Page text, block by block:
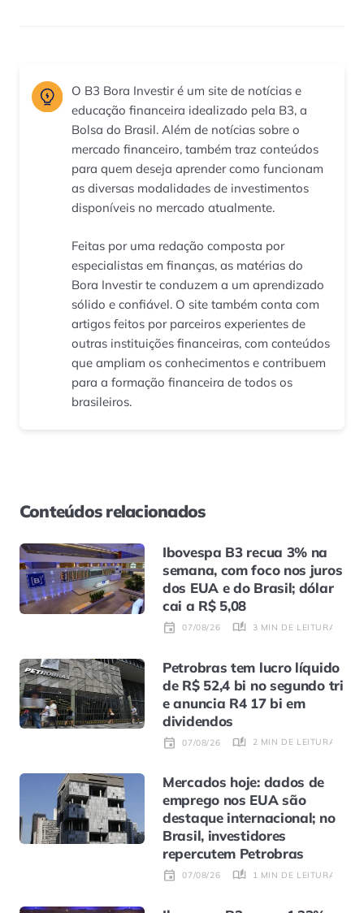
O B3 Bora Investir é um site de notícias e
educação financeira idealizado pela B3, a
Bolsa do Brasil. Além de notícias sobre o
mercado financeiro, também traz conteúdos
para quem deseja aprender como funcionam
as diversas modalidades de investimentos
disponíveis no mercado atualmente.
Feitas por uma redação composta por
especialistas em finanças, as matérias do
Bora Investir te conduzem a um aprendizado
sólido e confiável. O site também conta com
artigos feitos por parceiros experientes de
outras instituições financeiras, com conteúdos
que ampliam os conhecimentos e contribuem
para a formação financeira de todos os
brasileiros.
Conteúdos relacionados
Ibovespa B3 recua 3% na
semana, com foco nos juros
dos EUA e do Brasil; dólar
cai a R$ 5,08
07/08/26 3 MIN DE LEITURA
Petrobras tem lucro líquido
de R$ 52,4 bi no segundo tri
e anuncia R4 17 bi em
dividendos
07/08/26 2 MIN DE LEITURA
Mercados hoje: dados de
emprego nos EUA são
destaque internacional; no
Brasil, investidores
repercutem Petrobras
07/08/26 1 MIN DE LEITURA